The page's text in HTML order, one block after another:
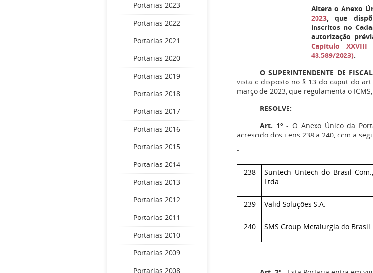
Portarias 2023
Portarias 2022
Portarias 2021
Portarias 2020
Portarias 2019
Portarias 2018
Portarias 2017
Portarias 2016
Portarias 2015
Portarias 2014
Portarias 2013
Portarias 2012
Portarias 2011
Portarias 2010
Portarias 2009
Portarias 2008
Altera o Anexo
2023, que
inscritos no
autorização
Capítulo
48.589/2023).
O SUPERINTENDENTE DE
vista o disposto no § 13 do caput do
março de 2023, que regulamenta o ICMS,
RESOLVE:
Art. 1º- O Anexo Único da
acrescido dos itens 238 a 240, com a
“
238
Suntech Untech do Brasil
Ltda.
239 Valid Soluções S.A.
240 SMS Group Metalurgia do Brasil